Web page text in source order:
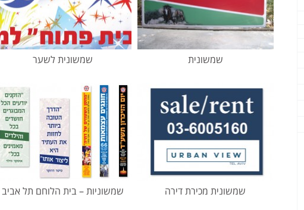
שמשונית
שמשונית מכירת דירה
שמשונית לשער
שמשוניות – בית הלוחם תל אביב